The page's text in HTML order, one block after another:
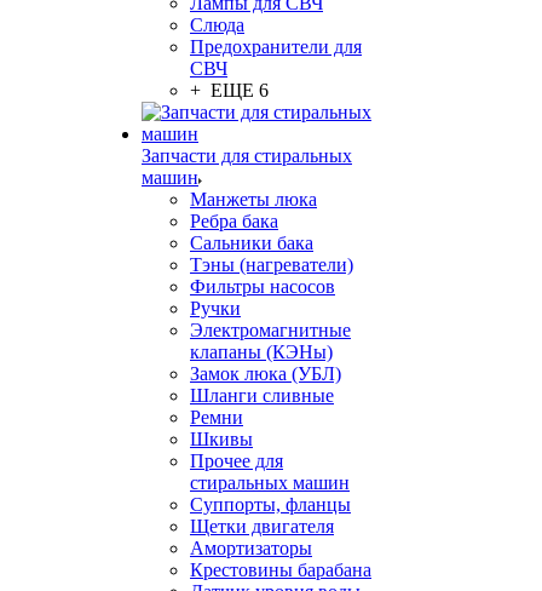
Слюда
Предохранители для
СВЧ
+ ЕЩЕ 6
Запчасти для стиральных
машин
Манжеты люка
Ребра бака
Сальники бака
Тэны (нагреватели)
Фильтры насосов
Ручки
Электромагнитные
клапаны (КЭНы)
Замок люка (УБЛ)
Шланги сливные
Ремни
Шкивы
Прочее для
стиральных машин
Суппорты, фланцы
Щетки двигателя
Амортизаторы
Крестовины барабана